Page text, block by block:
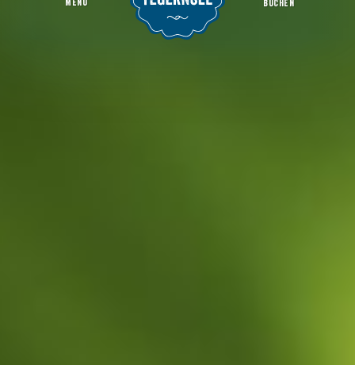
Ludwig Thoma Haus
MENU BUCHEN